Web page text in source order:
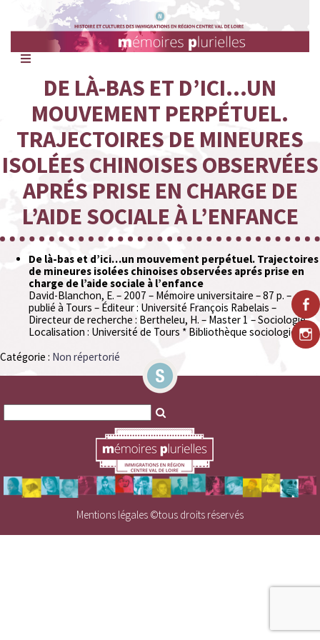
Mémoires
Plurielles
DE LÀ-BAS ET D’ICI…UN
MOUVEMENT PERPÉTUEL.
TRAJECTOIRES DE MINEURES
ISOLÉES CHINOISES OBSERVÉES
APRÉS PRISE EN CHARGE DE
L’AIDE SOCIALE À L’ENFANCE
De là-bas et d’ici…un mouvement perpétuel. Trajectoires
de mineures isolées chinoises observées aprés prise en
charge de l’aide sociale à l’enfance
David-Blanchon, E. – 2007 – Mémoire universitaire – 87 p. –
publié à Tours – Éditeur : Université François Rabelais –
Directeur de recherche : Bertheleu, H. – Master 1 – Sociologie
Localisation : Université de Tours * Bibliothèque sociologie
Catégorie : Non répertorié
Search
for:
Search
Mentions légales ©tous droits réservés